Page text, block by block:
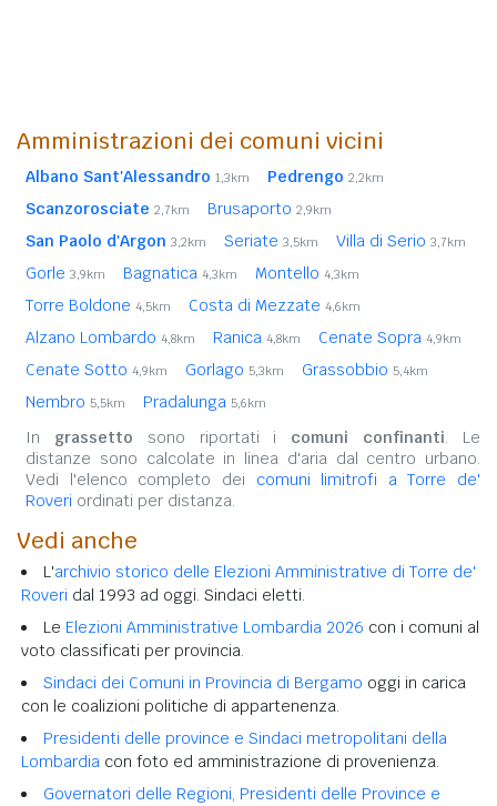
Amministrazioni dei comuni vicini
Albano Sant'Alessandro 1,3km Pedrengo 2,2km
Scanzorosciate 2,7km Brusaporto 2,9km
San Paolo d'Argon 3,2km Seriate 3,5km Villa di Serio 3,7km
Gorle 3,9km Bagnatica 4,3km Montello 4,3km
Torre Boldone 4,5km Costa di Mezzate 4,6km
Alzano Lombardo 4,8km Ranica 4,8km Cenate Sopra 4,9km
Cenate Sotto 4,9km Gorlago 5,3km Grassobbio 5,4km
Nembro 5,5km Pradalunga 5,6km
In grassetto sono riportati i comuni confinanti. Le
distanze sono calcolate in linea d'aria dal centro urbano.
Vedi l'elenco completo dei comuni limitrofi a Torre de'
Roveri ordinati per distanza.
Vedi anche
L'archivio storico delle Elezioni Amministrative di Torre de'
Roveri dal 1993 ad oggi. Sindaci eletti.
Le Elezioni Amministrative Lombardia 2026 con i comuni al
voto classificati per provincia.
Sindaci dei Comuni in Provincia di Bergamo oggi in carica
con le coalizioni politiche di appartenenza.
Presidenti delle province e Sindaci metropolitani della
Lombardia con foto ed amministrazione di provenienza.
Governatori delle Regioni, Presidenti delle Province e